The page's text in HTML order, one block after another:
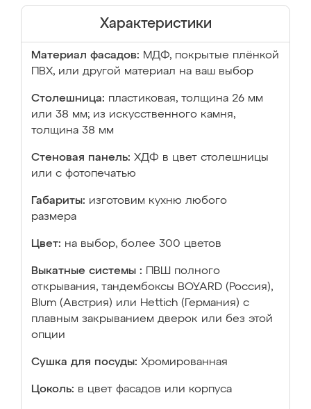
Характеристики
Материал фасадов: МДФ, покрытые плёнкой
ПВХ, или другой материал на ваш выбор
Столешница: пластиковая, толщина 26 мм
или 38 мм; из искусственного камня,
толщина 38 мм
Стеновая панель: ХДФ в цвет столешницы
или с фотопечатью
Габариты: изготовим кухню любого
размера
Цвет: на выбор, более 300 цветов
Выкатные системы :
ПВШ полного
открывания, тандембоксы BOYARD (Россия),
Blum (Австрия) или Hettich (Германия) с
плавным закрыванием дверок или без этой
опции
Сушка для посуды: Хромированная
Цоколь: в цвет фасадов или корпуса